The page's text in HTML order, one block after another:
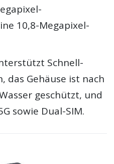
10,8-Megapixel-
Schnell-
das Gehäuse ist nach
geschützt, und
sowie Dual-SIM.